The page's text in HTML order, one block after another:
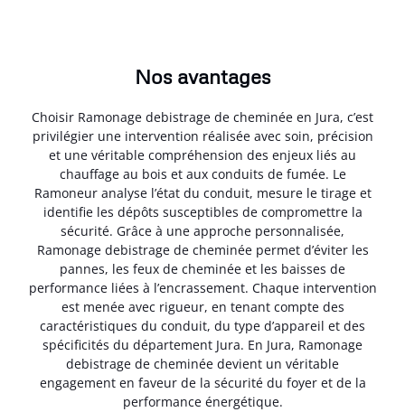
Nos avantages
Choisir Ramonage debistrage de cheminée en Jura, c’est
privilégier une intervention réalisée avec soin, précision
et une véritable compréhension des enjeux liés au
chauffage au bois et aux conduits de fumée. Le
Ramoneur analyse l’état du conduit, mesure le tirage et
identifie les dépôts susceptibles de compromettre la
sécurité. Grâce à une approche personnalisée,
Ramonage debistrage de cheminée permet d’éviter les
pannes, les feux de cheminée et les baisses de
performance liées à l’encrassement. Chaque intervention
est menée avec rigueur, en tenant compte des
caractéristiques du conduit, du type d’appareil et des
spécificités du département Jura. En Jura, Ramonage
debistrage de cheminée devient un véritable
engagement en faveur de la sécurité du foyer et de la
performance énergétique.